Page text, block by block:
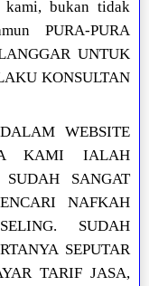
kami, bukan tidak
PURA-PURA
UNTUK
KONSULTAN
WEBSITE
KAMI IALAH
SANGAT
NAFKAH
SUDAH
SEPUTAR
TARIF JASA,